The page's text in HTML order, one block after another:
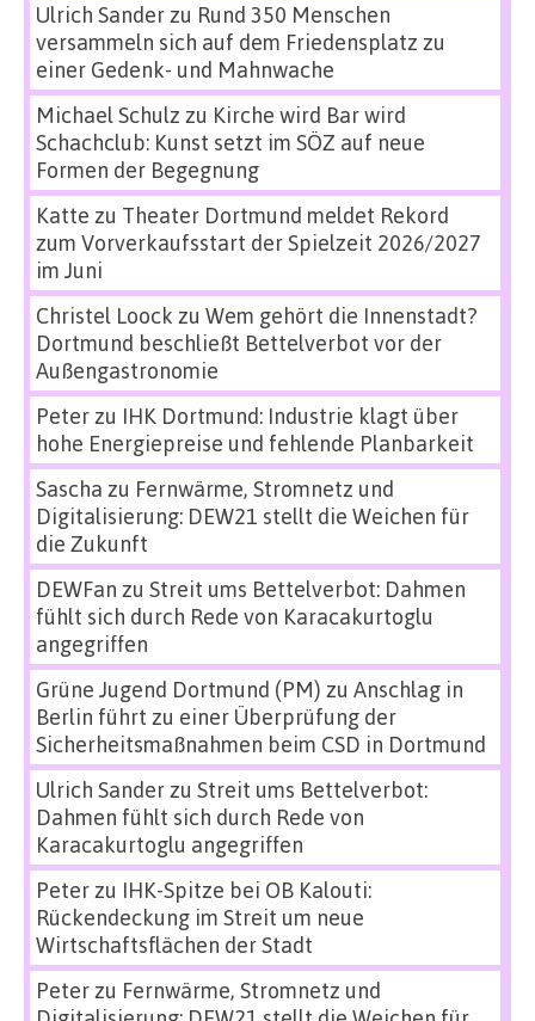
Ulrich Sanderzu Rund 350 Menschen
versammeln sich auf dem Friedensplatz zu
einer Gedenk- und Mahnwache
Michael Schulz zu Kirche wird Bar wird
Schachclub: Kunst setzt im SÖZ auf neue
Formen der Begegnung
Katte zu Theater Dortmund meldet Rekord
zum Vorverkaufsstart der Spielzeit 2026/2027
im Juni
Christel Loock zu Wem gehört die Innenstadt?
Dortmund beschließt Bettelverbot vor der
Außengastronomie
Peterzu IHK Dortmund: Industrie klagt über
hohe Energiepreise und fehlende Planbarkeit
Sascha zu Fernwärme, Stromnetz und
Digitalisierung: DEW21 stellt die Weichen für
die Zukunft
DEWFan zu Streit ums Bettelverbot: Dahmen
fühlt sich durch Rede von Karacakurtoglu
angegriffen
Grüne Jugend Dortmund (PM) zu Anschlag in
Berlin führt zu einer Überprüfung der
Sicherheitsmaßnahmen beim CSD in Dortmund
Ulrich Sanderzu Streit ums Bettelverbot:
Dahmen fühlt sich durch Rede von
Karacakurtoglu angegriffen
Peterzu IHK-Spitze bei OB Kalouti:
Rückendeckung im Streit um neue
Wirtschaftsflächen der Stadt
Peterzu Fernwärme, Stromnetz und